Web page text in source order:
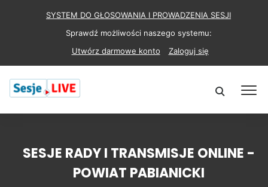
SYSTEM DO GŁOSOWANIA I PROWADZENIA SESJI
Sprawdź możliwości naszego systemu:
Utwórz darmowe konto
Zaloguj się
SESJE RADY I TRANSMISJE ONLINE -
POWIAT PABIANICKI